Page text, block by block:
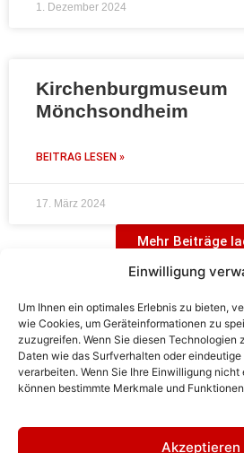
Einwilligung
Um Ihnen ein optimales Erlebnis zu bieten,
wie Cookies, um Geräteinformationen zu
zuzugreifen. Wenn Sie diesen Technologien
Daten wie das Surfverhalten oder eindeutige
verarbeiten. Wenn Sie Ihre Einwilligung
können bestimmte Merkmale und
Akzeptieren
1. Dezember 2024
Kirchenburgmuseum
Mönchsondheim
BEITRAG LESEN »
17. März 2024
Mehr Beiträge